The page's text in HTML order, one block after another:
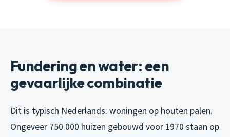
Fundering en water: een
gevaarlijke combinatie
Dit is typisch Nederlands: woningen op houten palen.
Ongeveer 750.000 huizen gebouwd voor 1970 staan op